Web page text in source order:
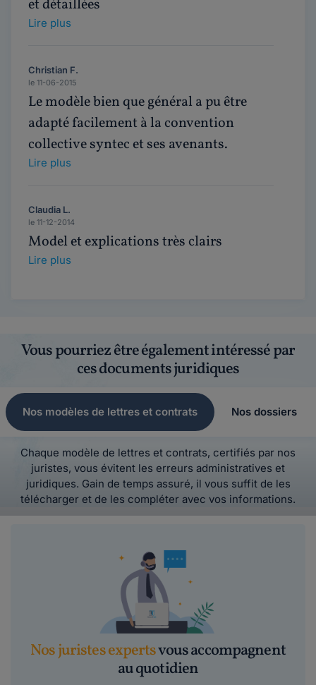
et détaillées
Lire plus
Christian F.
le 11-06-2015
Le modèle bien que général a pu être
adapté facilement à la convention
collective syntec et ses avenants.
Lire plus
Claudia L.
le 11-12-2014
Model et explications très clairs
Lire plus
Vous pourriez être également intéressé par
ces documents juridiques
Nos modèles de lettres et contrats Nos dossiers
Chaque modèle de lettres et contrats, certifiés par nos
juristes, vous évitent les erreurs administratives et
juridiques. Gain de temps assuré, il vous suffit de les
télécharger et de les compléter avec vos informations.
Nos juristes expertsvous accompagnent
au quotidien